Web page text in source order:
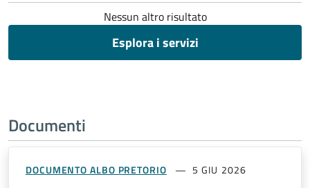
Nessun altro risultato
Esplora i servizi
Documenti
DOCUMENTO ALBO PRETORIO 5 GIU 2026